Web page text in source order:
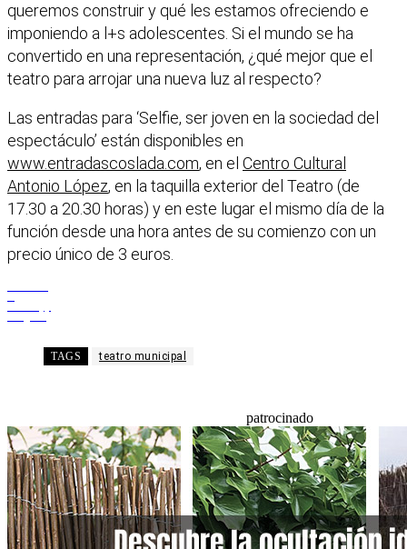
queremos construir y qué les estamos ofreciendo e
imponiendo a l+s adolescentes. Si el mundo se ha
convertido en una representación, ¿qué mejor que el
teatro para arrojar una nueva luz al respecto?
Las entradas para ‘Selfie, ser joven en la sociedad del
espectáculo’ están disponibles en
www.entradascoslada.com, en el Centro Cultural
Antonio López, en la taquilla exterior del Teatro (de
17.30 a 20.30 horas) y en este lugar el mismo día de la
función desde una hora antes de su comienzo con un
precio único de 3 euros.
TAGS teatro municipal
patrocinado